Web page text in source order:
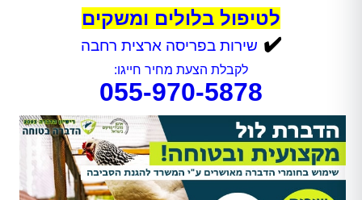
לטיפול בלולים ומשקים
✔️ שירות בפריסה ארצית רחבה
לקבלת הצעת מחיר חייגו:
055-970-5878